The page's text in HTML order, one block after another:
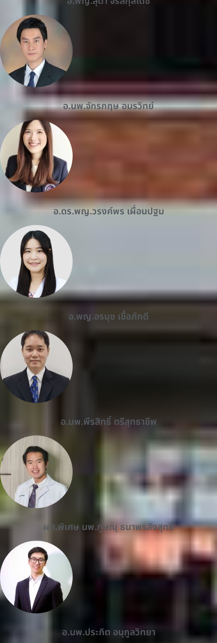
อ.นพ.จักรกฤษ อมรวิทย์
อ.ดร.พญ.วรงค์พร เผื่อนปฐม
อ.พญ.อรนุช เชื้อภักดี
อ.นพ.พีรสิทธิ์ ตรีสุทธาชีพ
ผศ.พิเศษ นพ.ภูษณุ ธนาพรสังสุทธิ์
อ.นพ.ประกิต อนุกูลวิทยา